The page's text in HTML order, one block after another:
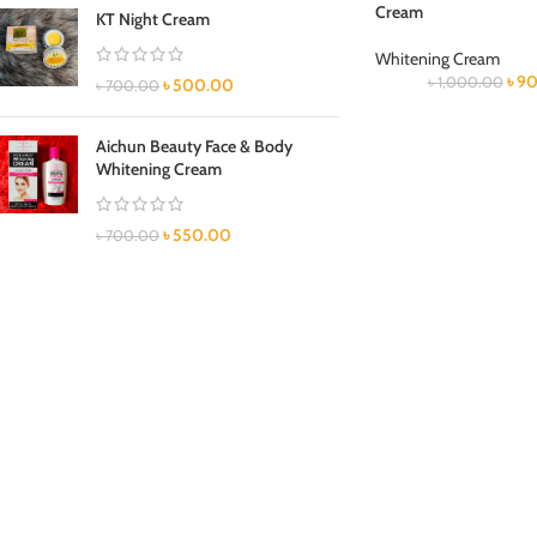
KT Night Cream
৳700.00 ৳500.00
Aichun Beauty Face & Body
Whitening Cream
৳700.00 ৳550.00
Cream
Whitening Cream
৳1,000.00 ৳